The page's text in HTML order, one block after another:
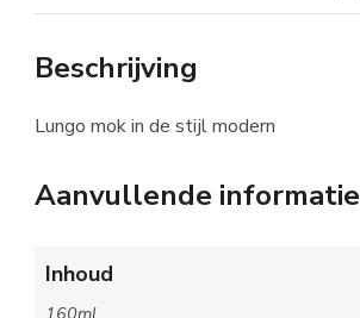
Beschrijving
Lungo mok in de stijl modern
Aanvullende informatie
Inhoud
160ml